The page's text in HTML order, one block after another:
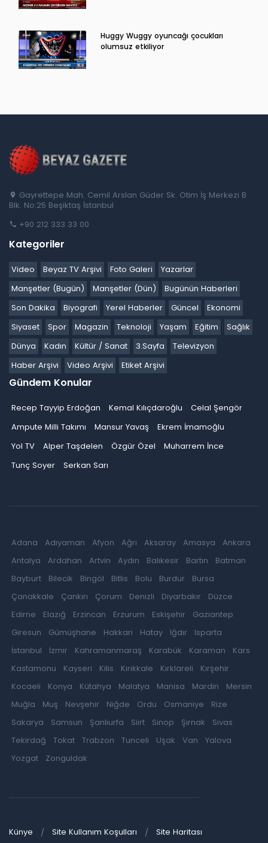
Huggy Wuggy oyuncağı çocukları
olumsuz etkiliyor
Gayrettepe Mah. Cemil Arslan Güder Sk. Otim İş Merkezi B
Blk. No:25 Beşiktaş İstanbul
+90 212 333 33 00
Kategoriler
Video Beyaz TV Arşivi Foto Galeri
Yazarlar
Manşetler (Bugün)
Manşetler (Dün)
Bugünün Haberleri
Son Dakika
Biyografi Yerel Haberler Güncel
Ekonomi
Siyaset
Spor Magazin Teknoloji Yaşam Eğitim
Sağlık
Dünya
Kadın Kültür / Sanat 3.Sayfa
Televizyon
Haber Arşivi
Video Arşivi Etiket Arşivi
Gündem Konular
Recep Tayyip Erdoğan Kemal Kılıçdaroğlu
Celal Şengör
Ampute Milli Takımı
Mansur Yavaş
Ekrem İmamoğlu
Yol TV
Alper Taşdelen Özgür Özel
Muharrem İnce
Tunç Soyer
Serkan Sarı
Adana Adıyaman Afyon Ağrı Aksaray Amasya
Ankara
Antalya
Ardahan Artvin Aydın Balıkesir Bartın
Batman
Bayburt
Bilecik Bingöl Bitlis Bolu Burdur
Bursa
Çanakkale
Çankırı Çorum Denizli Diyarbakır
Düzce
Edirne
Elazığ Erzincan Erzurum Eskişehir
Gaziantep
Giresun
Gümüşhane Hakkari Hatay Iğdır
Isparta
İstanbul
İzmir Kahramanmaraş Karabük Karaman
Kars
Kastamonu
Kayseri Kilis Kırıkkale Kırklareli
Kırşehir
Kocaeli
Konya Kütahya Malatya Manisa Mardin
Mersin
Muğla
Muş Nevşehir Niğde Ordu Osmaniye
Rize
Sakarya
Samsun Şanlıurfa Siirt Sinop Şırnak
Sivas
Tekirdağ
Tokat Trabzon Tunceli Uşak Van
Yalova
Yozgat
Zonguldak
Künye Site Kullanım Koşulları Site Haritası